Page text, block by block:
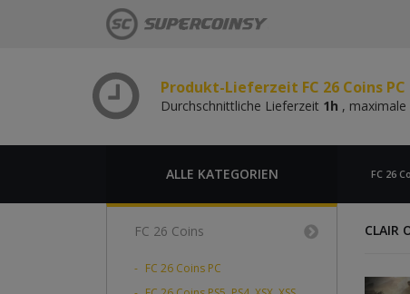
Produkt-Lieferzeit FC 26 Coins PC
Durchschnittliche Lieferzeit 1h , maximale
ALLE KATEGORIEN FC 26
FC 26 Coins
FC 26 Coins PC
CLAIR